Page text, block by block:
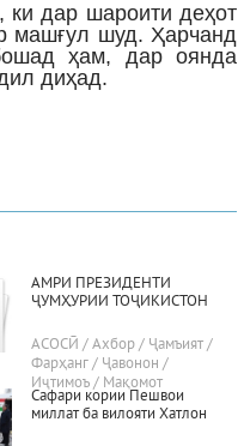
дар шароити деҳот
машғул шуд. Ҳарчанд
ҳам, дар оянда
диҳад.
АМРИ ПРЕЗИДЕНТИ
ҶУМҲУРИИ ТОҶИКИСТОН
АСОСӢ / Ахбор / Ҷамъият /
Фарҳанг / Ҷавонон /
Иҷтимоъ / Мақомот
Сафари кории Пешвои
миллат ба вилояти Хатлон